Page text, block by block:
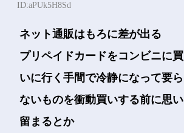
ID:aPUk5H8Sd
ネット通販はもろに差が出る
プリペイドカードをコンビニに買
いに行く手間で冷静になって要ら
ないものを衝動買いする前に思い
留まるとか